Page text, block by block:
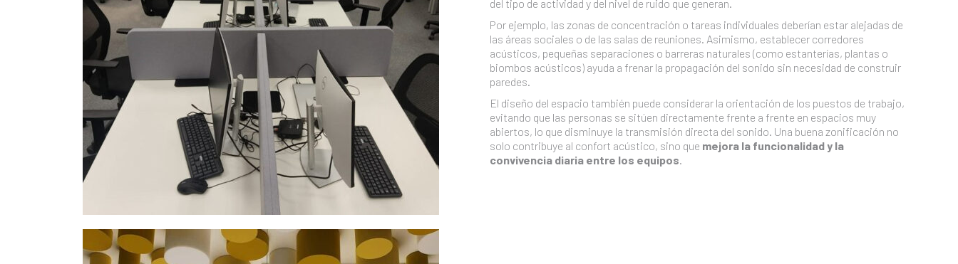
del tipo de actividad y del nivel de ruido que generan.
Por ejemplo, las zonas de concentración o tareas individuales deberían estar alejadas de
las áreas sociales o de las salas de reuniones. Asimismo, establecer corredores
acústicos, pequeñas separaciones o barreras naturales (como estanterías, plantas o
biombos acústicos) ayuda a frenar la propagación del sonido sin necesidad de construir
paredes.
El diseño del espacio también puede considerar la orientación de los puestos de trabajo,
evitando que las personas se sitúen directamente frente a frente en espacios muy
abiertos, lo que disminuye la transmisión directa del sonido. Una buena zonificación no
solo contribuye al confort acústico, sino que mejora la funcionalidad y la
convivencia diaria entre los equipos.